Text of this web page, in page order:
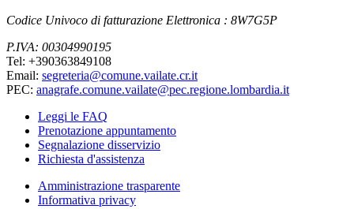
Codice Univoco di fatturazione Elettronica : 8W7G5P
P.IVA: 00304990195
Tel: +390363849108
Email: segreteria@comune.vailate.cr.it
PEC: anagrafe.comune.vailate@pec.regione.lombardia.it
Leggi le FAQ
Prenotazione appuntamento
Segnalazione disservizio
Richiesta d'assistenza
Amministrazione trasparente
Informativa privacy